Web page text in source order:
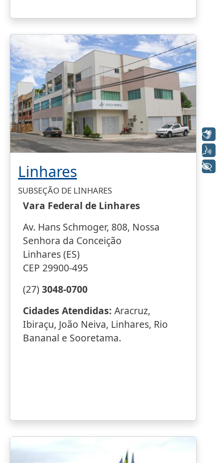
Linhares
SUBSEÇÃO DE LINHARES
Vara Federal de Linhares
Av. Hans Schmoger, 808, Nossa
Senhora da Conceição
Linhares (ES)
CEP 29900-495
(27) 3048-0700
Cidades Atendidas: Aracruz,
Ibiraçu, João Neiva, Linhares, Rio
Bananal e Sooretama.
Libras
Voz